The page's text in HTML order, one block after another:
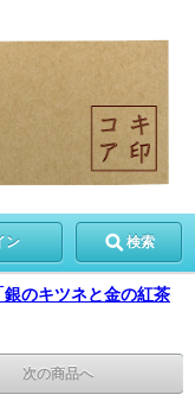
ン 検索
銀のキツネと金の紅茶
次の商品へ